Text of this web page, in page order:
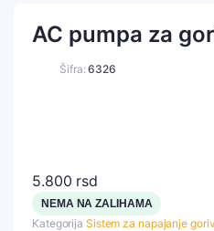
AC pumpa za
Šifra:6326
5.800 rsd
NEMA NA ZALIHAMA
Kategorija Sistem za napajanje